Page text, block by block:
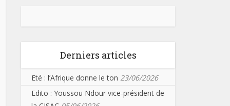
Derniers articles
Eté : l’Afrique donne le ton 23/06/2026
Edito : Youssou Ndour vice-président de